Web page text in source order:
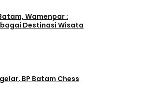
Wamenpar :
Destinasi Wisata
BP Batam Chess